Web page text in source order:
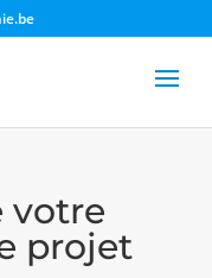
votre
projet